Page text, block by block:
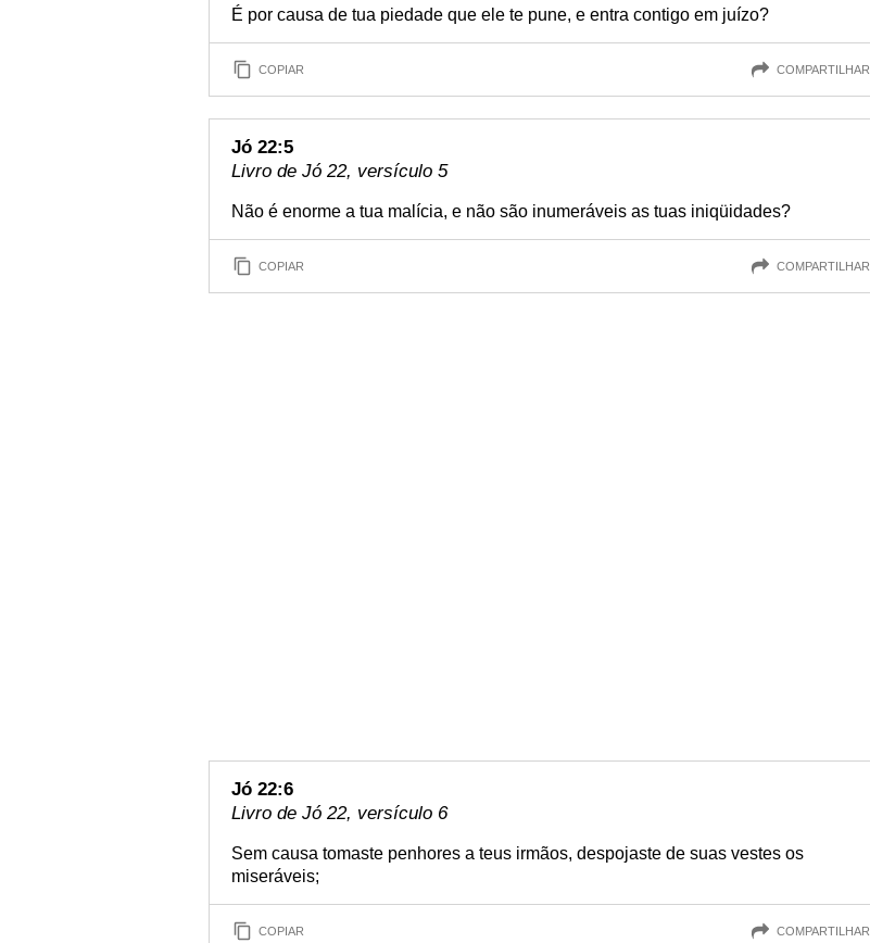
É por causa de tua piedade que ele te pune, e entra contigo em juízo?
COPIAR COMPARTILHAR
Jó 22:5
Livro de Jó 22, versículo 5
Não é enorme a tua malícia, e não são inumeráveis as tuas iniqüidades?
COPIAR COMPARTILHAR
Jó 22:6
Livro de Jó 22, versículo 6
Sem causa tomaste penhores a teus irmãos, despojaste de suas vestes os
miseráveis;
COPIAR COMPARTILHAR